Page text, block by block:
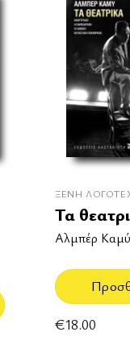
ΞΈΝΗ
Τα
Αλμπέρ Καμύ
€18.00